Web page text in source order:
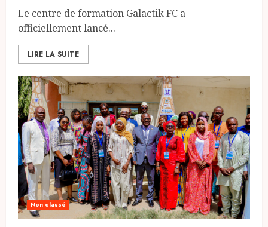
Le centre de formation Galactik FC a
officiellement lancé...
LIRE LA SUITE
Non classé